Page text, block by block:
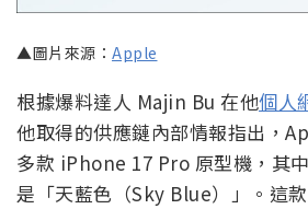
▲圖片來源： Apple
根據爆料達人 Majin Bu 在他個人
他取得的供應鏈內部情報指出，
多款 iPhone 17 Pro 原型機，其
是「天藍色（Sky Blue）」。這